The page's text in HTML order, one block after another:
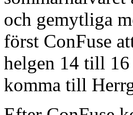
och gemytliga
först ConFuse
helgen 14 till
komma till